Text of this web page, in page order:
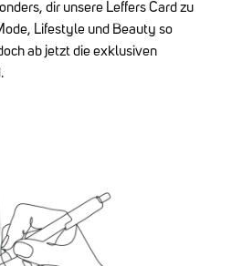
dir unsere Leffers Card zu
Lifestyle und Beauty so
ab jetzt die exklusiven